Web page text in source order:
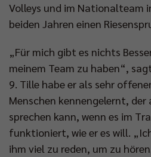
Volleys und im Nationalteam
beiden Jahren einen
„Für mich gibt es nichts
meinem Team zu haben“,
9. Tille habe er als sehr
Menschen kennengelernt,
sprechen kann, wenn es im
funktioniert, wie er es will.
ihm viel zu reden, um zu